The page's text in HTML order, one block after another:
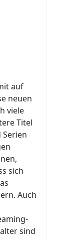
auf
neuen
viele
Titel
Serien
sich
Auch
sind